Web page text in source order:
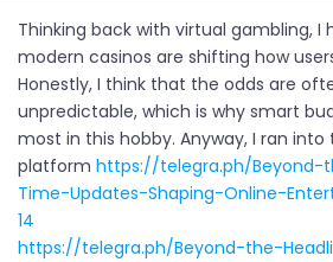
Thinking back with virtual gambling,
modern casinos are shifting how
Honestly, I think that the odds are
unpredictable, which is why smart
most in this hobby. Anyway, I ran into
platform https://telegra.ph/Beyond-
Time-Updates-Shaping-Online-
14
https://telegra.ph/Beyond-the-